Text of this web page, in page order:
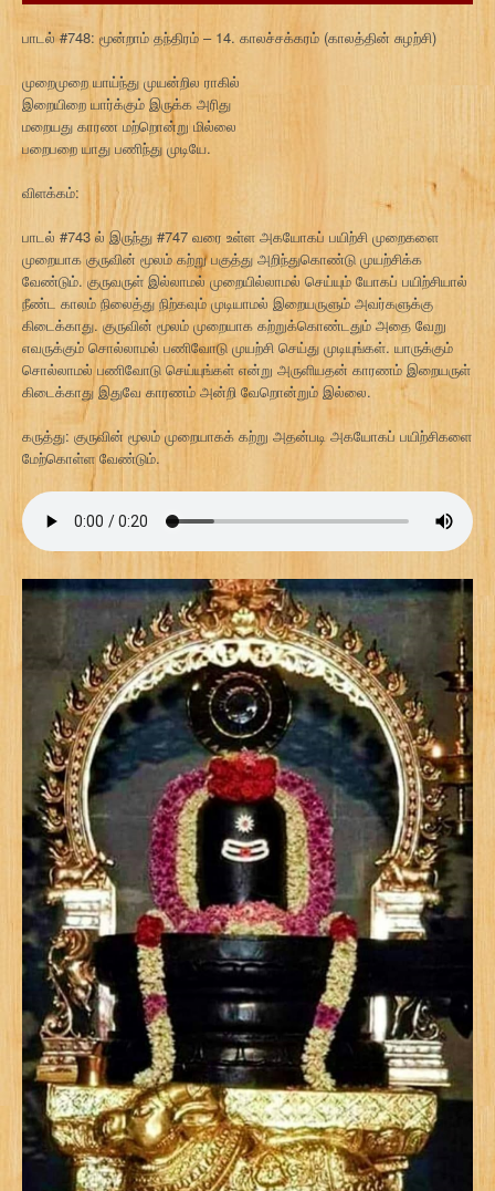
பாடல் #748: மூன்றாம் தந்திரம் – 14. காலச்சக்கரம் (காலத்தின் சுழற்சி)
முறைமுறை யாய்ந்து முயன்றில ராகில்
இறையிறை யார்க்கும் இருக்க அரிது
மறையது காரண மற்றொன்று மில்லை
பறைபறை யாது பணிந்து முடியே.
விளக்கம்:
பாடல் #743 ல் இருந்து #747 வரை உள்ள அகயோகப் பயிற்சி முறைகளை
முறையாக குருவின் மூலம் கற்று பகுத்து அறிந்துகொண்டு முயற்சிக்க
வேண்டும். குருவருள் இல்லாமல் முறையில்லாமல் செய்யும் யோகப் பயிற்சியால்
நீண்ட காலம் நிலைத்து நிற்கவும் முடியாமல் இறையருளும் அவர்களுக்கு
கிடைக்காது. குருவின் மூலம் முறையாக கற்றுக்கொண்டதும் அதை வேறு
எவருக்கும் சொல்லாமல் பணிவோடு முயற்சி செய்து முடியுங்கள். யாருக்கும்
சொல்லாமல் பணிவோடு செய்யுங்கள் என்று அருளியதன் காரணம் இறையருள்
கிடைக்காது இதுவே காரணம் அன்றி வேறொன்றும் இல்லை.
கருத்து: குருவின் மூலம் முறையாகக் கற்று அதன்படி அகயோகப் பயிற்சிகளை
மேற்கொள்ள வேண்டும்.